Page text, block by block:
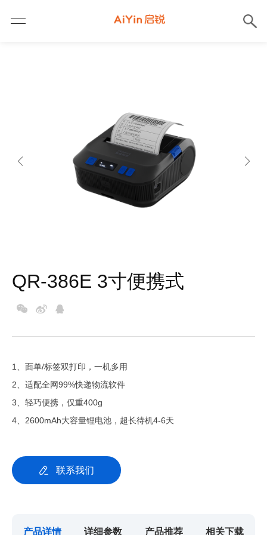
QR-386E 3寸便携式
1、面单/标签双打印，一机多用
2、适配全网99%快递物流软件
3、轻巧便携，仅重400g
4、2600mAh大容量锂电池，超长待机4-6天
联系我们
产品详情 详细参数 产品推荐 相关下载